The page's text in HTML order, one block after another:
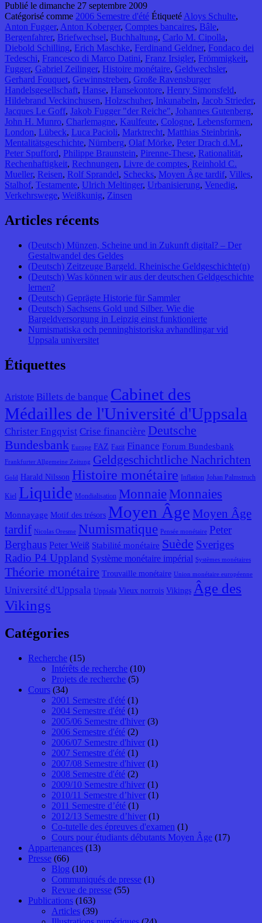
Publié le dimanche 27 septembre 2009
Catégorisé comme 2006 Semestre d'été ÉtiquetéAloys Schulte,
Anton Fugger, Anton Koberger, Comptes bancaires, Bâle,
Bergenfahrer, Briefwechsel, Buchhaltung, Carlo M. Cipolla,
Diebold Schilling, Erich Maschke, Ferdinand Geldner, Fondaco dei
Tedeschi, Francesco di Marco Datini, Franz Irsigler, Frömmigkeit,
Fugger, Gabriel Zeilinger, Histoire monétaire, Geldwechsler,
Gerhard Fouquet, Gewinnstreben, Große Ravensburger
Handelsgesellschaft, Hanse, Hansekontore, Henry Simonsfeld,
Hildebrand Veckinchusen, Holzschuher, Inkunabeln, Jacob Strieder,
Jacques Le Goff, Jakob Fugger "der Reiche", Johannes Gutenberg,
John H. Munro, Charlemagne, Kaulfeute, Cologne, Lebensformen,
London, Lübeck, Luca Pacioli, Marktrecht, Matthias Steinbrink,
Mentalitätsgeschichte, Nürnberg, Olaf Mörke, Peter Drach d.M.,
Peter Spufford, Philippe Braunstein, Pirenne-These, Rationalität,
Rechenhaftigkeit, Rechnungen, Livre de comptes, Reinhold C.
Mueller, Reisen, Rolf Sprandel, Schecks, Moyen Âge tardif, Villes,
Stalhof, Testamente, Ulrich Meltinger, Urbanisierung, Venedig,
Verkehrswege, Weißkunig, Zinsen
Articles récents
(Deutsch) Münzen, Scheine und in Zukunft digital? – Der
Gestaltwandel des Geldes
(Deutsch) Zeitzeuge Bargeld. Rheinische Geldgeschichte(n)
(Deutsch) Was können wir aus der deutschen Geldgeschichte
lernen?
(Deutsch) Geprägte Historie für Sammler
(Deutsch) Sachsens Gold und Silber. Wie die
Bargeldversorgung in Leipzig einst funktionierte
Numismatiska och penninghistoriska avhandlingar vid
Uppsala universitet
Étiquettes
Aristote Billets de banque Cabinet des
Médailles de l'Université d'Uppsala
Christer Engqvist Crise financière Deutsche
Bundesbank
Europe FAZ Fazit Finance Forum Bundesbank
Frankfurter Allgemeine Zeitung Geldgeschichtliche Nachrichten
Gold Harald Nilsson Histoire monétaire Inflation Johan Palmstruch
Kiel Liquide Mondialisation Monnaie Monnaies
Monnayage Motif des trésors Moyen Âge Moyen Âge
tardif Nicolas Oresme Numismatique Pensée monétaire Peter
Berghaus Peter Weiß Stabilité monétaire Suède Sveriges
Radio P4 Uppland Système monétaire impérial Systèmes monétaires
Théorie monétaire Trouvaille monétaire Union monétaire européenne
Université d'Uppsala Uppsala Vieux norrois Vikings Âge des
Vikings
Catégories
Recherche (15)
Intérêts de recherche (10)
Projets de recherche (5)
Cours (34)
2001 Semestre d'été (1)
2004 Semestre d'été (1)
2005/06 Semestre d'hiver (3)
2006 Semestre d'été (2)
2006/07 Semestre d'hiver (1)
2007 Semestre d'été (1)
2007/08 Semestre d'hiver (1)
2008 Semestre d'été (2)
2009/10 Semestre d'hiver (1)
2010/11 Semestre d’hiver (1)
2011 Semestre d’été (1)
2012/13 Semestre d’hiver (1)
Co-tutelle des épreuves d'examen (1)
Cours pour étudiants débutants Moyen Âge (17)
Appartenances (13)
Presse (66)
Blog (10)
Communiqués de presse (1)
Revue de presse (55)
Publications (163)
Articles (39)